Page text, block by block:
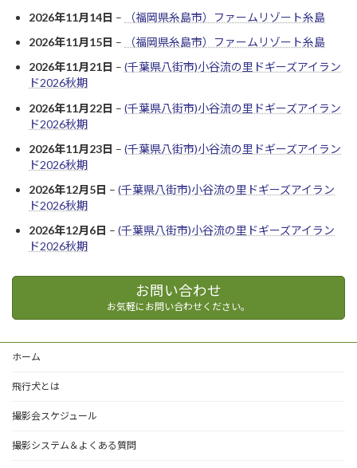
2026年11月14日 –
（福岡県糸島市）ファームリゾート糸島
2026年11月15日 –
（福岡県糸島市）ファームリゾート糸島
2026年11月21日 – (千葉県八街市)小谷流の里ドギーズアイラン
ド2026秋期
2026年11月22日 – (千葉県八街市)小谷流の里ドギーズアイラン
ド2026秋期
2026年11月23日 – (千葉県八街市)小谷流の里ドギーズアイラン
ド2026秋期
2026年12月5日 – (千葉県八街市)小谷流の里ドギーズアイラン
ド2026秋期
2026年12月6日 – (千葉県八街市)小谷流の里ドギーズアイラン
ド2026秋期
お問い合わせ
お気軽にお問い合わせください。
ホーム
飛行犬とは
撮影会スケジュール
撮影システム＆よくある質問